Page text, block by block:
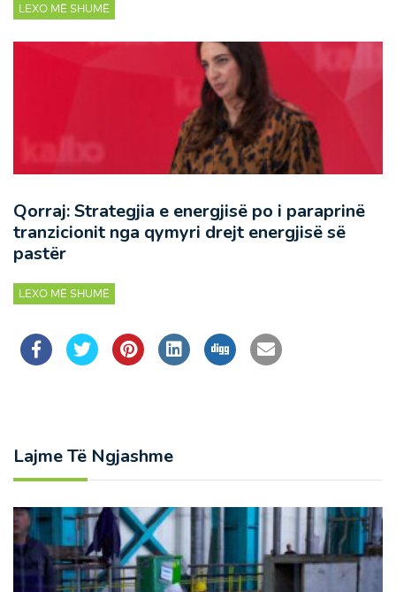
LEXO MË SHUMË
Qorraj: Strategjia e energjisë po i paraprinë
tranzicionit nga qymyri drejt energjisë së
pastër
LEXO MË SHUMË
Lajme Të Ngjashme